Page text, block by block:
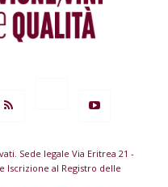
Sede legale Via Eritrea 21 -
Iscrizione al Registro delle